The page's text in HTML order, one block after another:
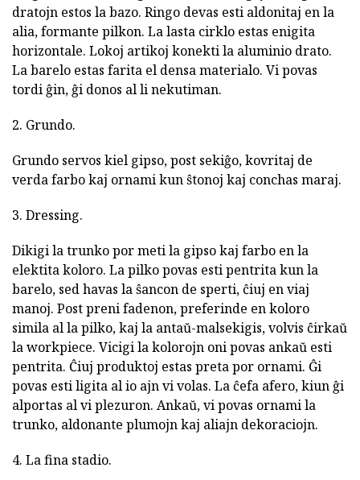
dratojn estos la bazo. Ringo devas esti aldonitaj en la
alia, formante pilkon. La lasta cirklo estas enigita
horizontale. Lokoj artikoj konekti la aluminio drato.
La barelo estas farita el densa materialo. Vi povas
tordi ĝin, ĝi donos al li nekutiman.
2. Grundo.
Grundo servos kiel gipso, post sekiĝo, kovritaj de
verda farbo kaj ornami kun ŝtonoj kaj conchas maraj.
3. Dressing.
Dikigi la trunko por meti la gipso kaj farbo en la
elektita koloro. La pilko povas esti pentrita kun la
barelo, sed havas la ŝancon de sperti, ĉiuj en viaj
manoj. Post preni fadenon, preferinde en koloro
simila al la pilko, kaj la antaŭ-malsekigis, volvis ĉirkaŭ
la workpiece. Vicigi la kolorojn oni povas ankaŭ esti
pentrita. Ĉiuj produktoj estas preta por ornami. Ĝi
povas esti ligita al io ajn vi volas. La ĉefa afero, kiun ĝi
alportas al vi plezuron. Ankaŭ, vi povas ornami la
trunko, aldonante plumojn kaj aliajn dekoraciojn.
4. La fina stadio.